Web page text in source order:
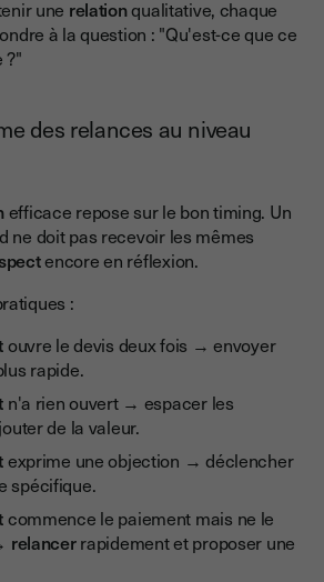
une relationqualitative, chaque
à la question : "Qu'est-ce que ce
?"
des relances au niveau
efficace repose sur le bon timing. Un
ne doit pas recevoir les mêmes
encore en réflexion.
:
ouvre le devis deux fois → envoyer
rapide.
n'a rien ouvert → espacer les
de la valeur.
exprime une objection → déclencher
spécifique.
commence le paiement mais ne le
relancerrapidement et proposer une